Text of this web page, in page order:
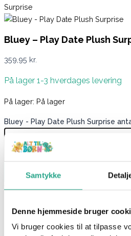
Samtykke
Denne hjemmeside bruger
Vi bruger cookies til at tilpasse
Surprise
Bluey – Play Date Plush
359,95 kr.
På lager 1-3 hverdages levering
På lager: På lager
Bluey - Play Date Plush Surprise
Læg i kurv
Varenummer9856090
Beskrivelse